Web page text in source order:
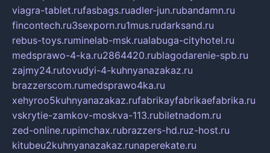
viagra-tablet.rufasbags.ruadler-jun.rubandamn.ru
fincontech.ru3sexporn.ru1mus.rudarksand.ru
rebus-toys.ruminelab-msk.rualabuga-cityhotel.ru
medsprawo-4-ka.ru2864420.rublagodarenie-spb.ru
zajmy24.rutovudyi-4-kuhnyanazakaz.ru
brazzerscom.rumedsprawo4ka.ru
xehyroo5kuhnyanazakaz.rufabrikayfabrikaefabrika.ru
vskrytie-zamkov-moskva-113.rubiletnadom.ru
zed-online.rupimchax.rubrazzers-hd.ruz-host.ru
kitubeu2kuhnyanazakaz.runaperekate.ru